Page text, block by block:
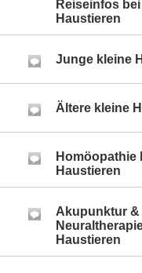
Reiseinfos
Haustieren
Junge kleine
Ältere kleine
Homöopathie
Haustieren
Akupunktur &
Haustieren